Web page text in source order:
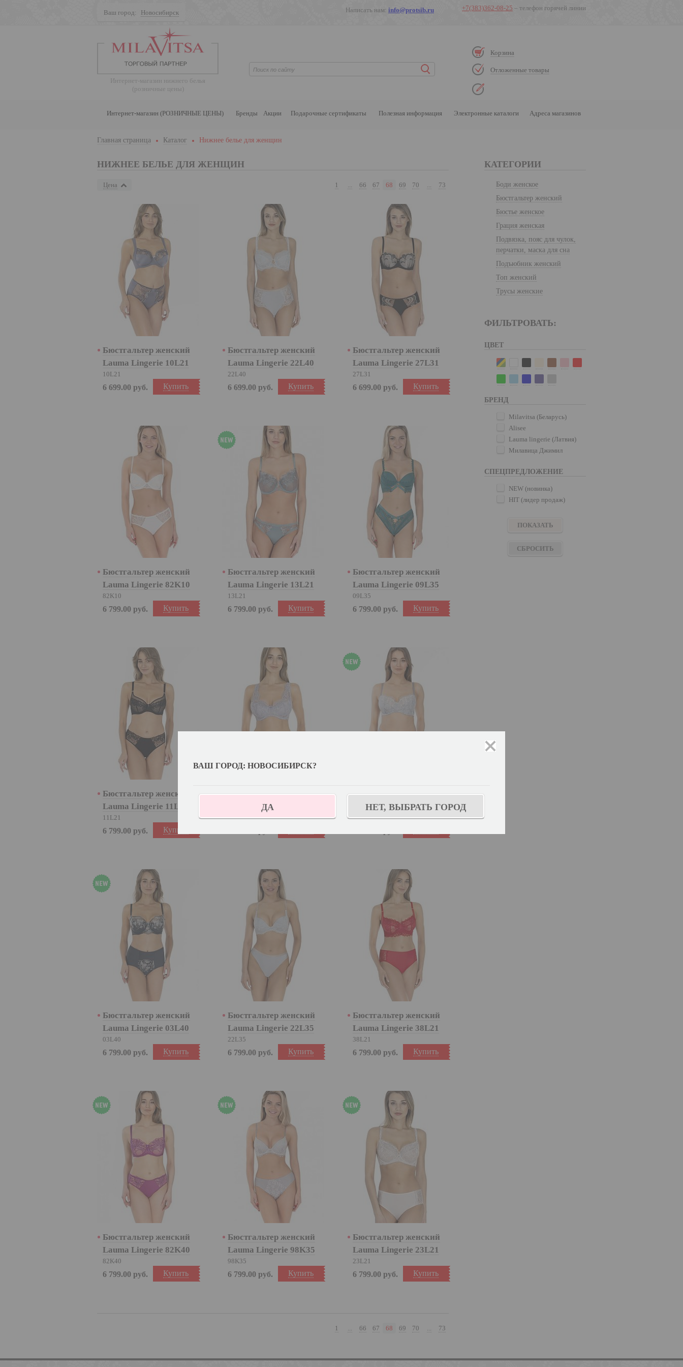
+7(383)362-08-25 – телефон горячей линии
Написать нам: info@protsib.ru
Ваш город: Новосибирск
Корзина
Отложенные товары
Интернет-магазин нижнего белья
(розничные цены)
Интернет-магазин (РОЗНИЧНЫЕ ЦЕНЫ) Бренды Акции Подарочные сертификаты Полезная информация Электронные каталоги Адреса магазинов
Главная страница Каталог Нижнее белье для женщин
КАТЕГОРИИ
Боди женское
Бюстгальтер женский
Бюстье женское
Грация женская
Подвязка, пояс для чулок,
перчатки, маска для сна
Подъюбник женский
Топ женский
Трусы женские
ФИЛЬТРОВАТЬ:
ЦВЕТ
БРЕНД
Milavitsa (Беларусь)
Alisee
Lauma lingerie (Латвия)
Милавица Джимил
СПЕЦПРЕДЛОЖЕНИЕ
NEW (новинка)
HIT (лидер продаж)
НИЖНЕЕ БЕЛЬЕ ДЛЯ ЖЕНЩИН
Цена 1 ... 66 67 68 69 70 ... 73
Бюстгальтер женский
Lauma Lingerie 10L21
10L21
Купить
6 699.00 руб.
Бюстгальтер женский
Lauma Lingerie 22L40
22L40
Купить
6 699.00 руб.
Бюстгальтер женский
Lauma Lingerie 27L31
27L31
Купить
6 699.00 руб.
Бюстгальтер женский
Lauma Lingerie 82K10
82K10
Купить
6 799.00 руб.
Бюстгальтер женский
Lauma Lingerie 13L21
13L21
Купить
6 799.00 руб.
Бюстгальтер женский
Lauma Lingerie 09L35
09L35
Купить
6 799.00 руб.
Бюстгальтер женский
Lauma Lingerie 11L21
11L21
Купить
6 799.00 руб.
Бюстгальтер женский
Lauma Lingerie 37L33
37L33
Бюстгальтер женский
Lauma Lingerie 98K21
98K21
Бюстгальтер женский
Lauma Lingerie 03L40
03L40
Купить
6 799.00 руб.
Бюстгальтер женский
Lauma Lingerie 22L35
22L35
Купить
6 799.00 руб.
Бюстгальтер женский
Lauma Lingerie 38L21
38L21
Купить
6 799.00 руб.
Бюстгальтер женский
Lauma Lingerie 82K40
82K40
Купить
6 799.00 руб.
Бюстгальтер женский
Lauma Lingerie 98K35
98K35
Купить
6 799.00 руб.
Бюстгальтер женский
Lauma Lingerie 23L21
23L21
Купить
6 799.00 руб.
1 ... 66 67 68 69 70 ... 73
ВАШ ГОРОД: НОВОСИБИРСК?
ДА НЕТ, ВЫБРАТЬ ГОРОД